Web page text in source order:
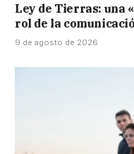
Ley de Tierras: una
rol de la
9 de agosto de 2026